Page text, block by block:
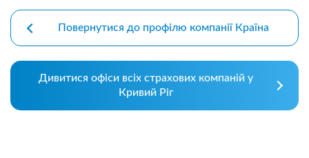
Повернутися до профілю компанії Країна
Дивитися офіси всіх страхових компаній у
Кривий Ріг